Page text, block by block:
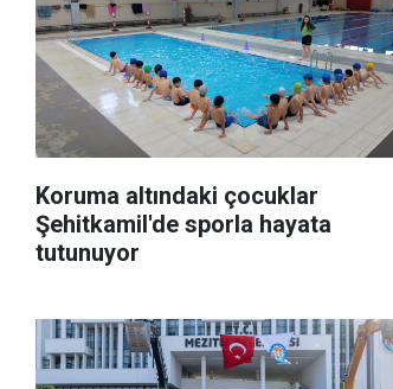
Koruma altındaki çocuklar
Şehitkamil'de sporla hayata
tutunuyor